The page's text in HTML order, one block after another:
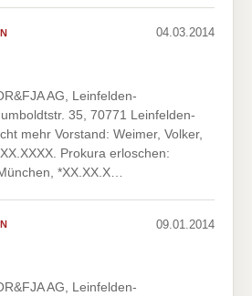
04.03.2014
AG, Leinfelden-
35, 70771 Leinfelden-
mehr Vorstand: Weimer, Volker,
Prokura erloschen:
*XX.XX.X…
09.01.2014
AG, Leinfelden-